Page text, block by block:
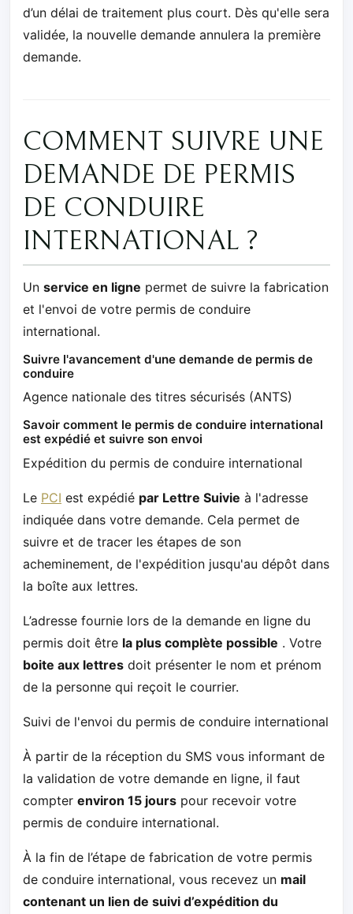
d’un délai de traitement plus court. Dès qu'elle sera
validée, la nouvelle demande annulera la première
demande.
COMMENT SUIVRE UNE
DEMANDE DE PERMIS
DE CONDUIRE
INTERNATIONAL ?
Un service en ligne permet de suivre la fabrication
et l'envoi de votre permis de conduire
international.
Suivre l'avancement d'une demande de permis de
conduire
Agence nationale des titres sécurisés (ANTS)
Savoir comment le permis de conduire international
est expédié et suivre son envoi
Expédition du permis de conduire international
Le PCI est expédié par Lettre Suivie à l'adresse
indiquée dans votre demande. Cela permet de
suivre et de tracer les étapes de son
acheminement, de l'expédition jusqu'au dépôt dans
la boîte aux lettres.
L’adresse fournie lors de la demande en ligne du
permis doit être la plus complète possible . Votre
boite aux lettres doit présenter le nom et prénom
de la personne qui reçoit le courrier.
Suivi de l'envoi du permis de conduire international
À partir de la réception du SMS vous informant de
la validation de votre demande en ligne, il faut
compter environ 15 jours pour recevoir votre
permis de conduire international.
À la fin de l’étape de fabrication de votre permis
de conduire international, vous recevez un mail
contenant un lien de suivi d’expédition du